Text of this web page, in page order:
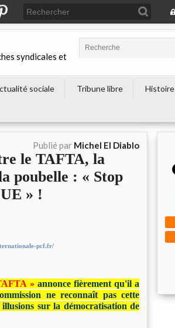
syndicales et
sociale Tribune libre
Histoire
Publié par Michel El Diablo
le TAFTA, la
poubelle : « Stop
» !
pcf.fr/
» annonce fièrement qu'il a
ne reconnaît pas cette
sur la démocratisation de